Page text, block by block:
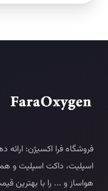
فروشگاه فرا اکسیژن: ارائه
اسپلیت، داکت اسپلیت و
هواساز و ... را با بهترین